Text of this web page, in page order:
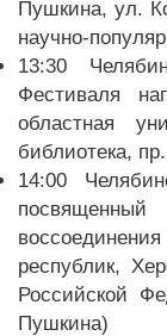
Пушкина, ул.
научно-
13:30
Фестиваля
областная
библиотека,
14:00
республик,
Российской
Пушкина)